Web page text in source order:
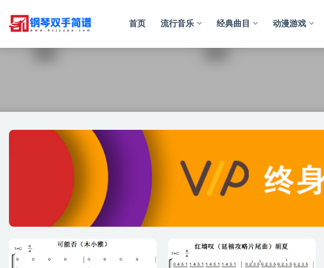
首页 流行音乐 经典曲目 动漫游戏